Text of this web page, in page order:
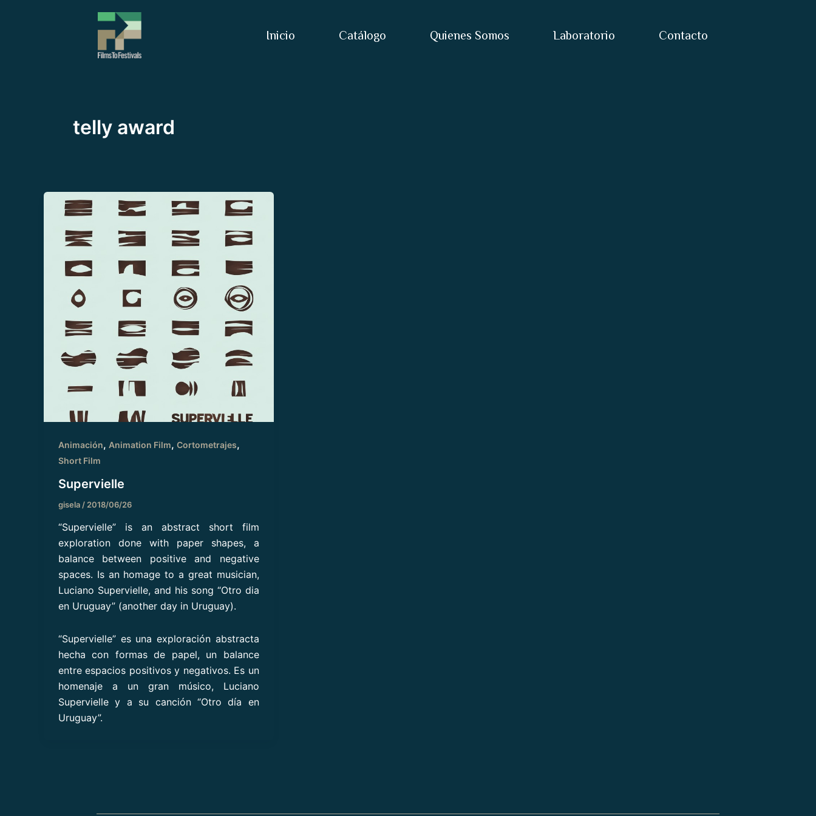
Inicio Catálogo Quienes Somos Laboratorio Contacto
telly award
Animación, Animation Film, Cortometrajes,
Short Film
Supervielle
gisela / 2018/06/26
“Supervielle” is an abstract short film
exploration done with paper shapes, a
balance between positive and negative
spaces. Is an homage to a great musician,
Luciano Supervielle, and his song “Otro dia
en Uruguay” (another day in Uruguay).
“Supervielle” es una exploración abstracta
hecha con formas de papel, un balance
entre espacios positivos y negativos. Es un
homenaje a un gran músico, Luciano
Supervielle y a su canción “Otro día en
Uruguay”.